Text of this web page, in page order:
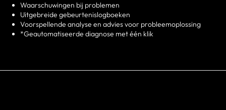
Waarschuwingen bij problemen
Uitgebreide gebeurtenislogboeken
Voorspellende analyse en advies voor probleemoplossing
*Geautomatiseerde diagnose met één klik